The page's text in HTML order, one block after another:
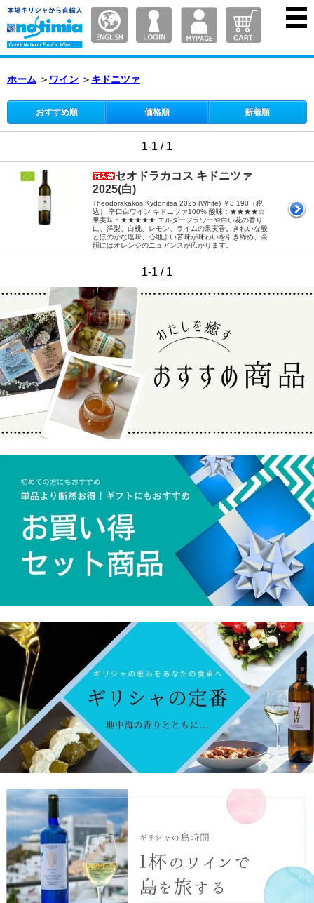
ホーム ＞ ワイン ＞ キドニツァ
おすすめ順 価格順 新着順
1-1 / 1
セオドラカコス キドニツァ
2025(白)
Theodorakakos Kydonitsa 2025 (White) ￥3,190（税
込） 辛口白ワイン キドニツァ100% 酸味：★★★★☆
果実味：★★★★★ エルダーフラワーや白い花の香り
に、洋梨、白桃、レモン、ライムの果実香。きれいな酸
とほのかな塩味、心地よい苦味が味わいを引き締め、余
韻にはオレンジのニュアンスが広がります。
1-1 / 1